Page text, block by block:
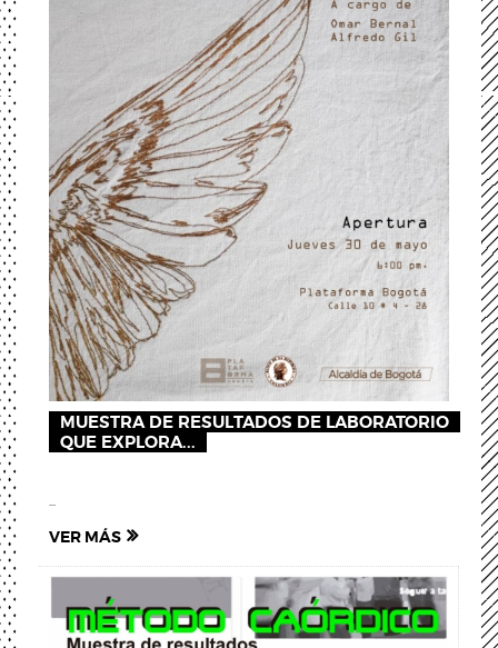
MUESTRA DE RESULTADOS DE LABORATORIO
QUE EXPLORA...
...
VER MÁS